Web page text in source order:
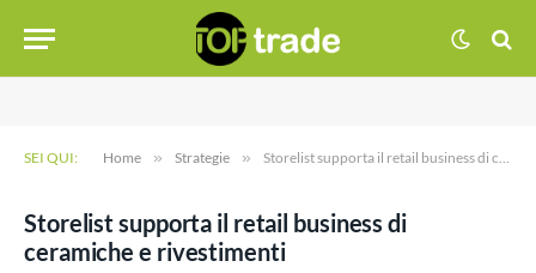
SEI QUI: Home » Strategie » Storelist supporta il retail business di ceramiche e rivestimenti
Storelist supporta il retail business di
ceramiche e rivestimenti